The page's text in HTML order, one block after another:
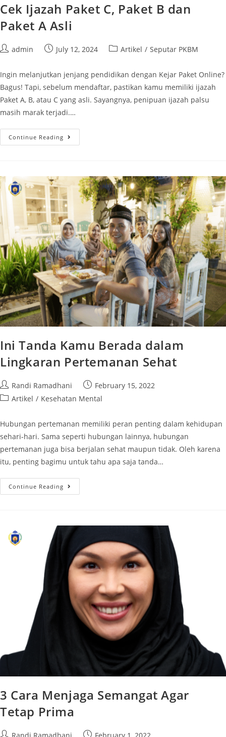
Cek Ijazah Paket C, Paket B dan
Paket A Asli
admin July 12, 2024 Artikel / Seputar PKBM
Ingin melanjutkan jenjang pendidikan dengan Kejar Paket Online?
Bagus! Tapi, sebelum mendaftar, pastikan kamu memiliki ijazah
Paket A, B, atau C yang asli. Sayangnya, penipuan ijazah palsu
masih marak terjadi.…
Continue Reading
Ini Tanda Kamu Berada dalam
Lingkaran Pertemanan Sehat
Randi Ramadhani
February 15, 2022
Artikel / Kesehatan Mental
Hubungan pertemanan memiliki peran penting dalam kehidupan
sehari-hari. Sama seperti hubungan lainnya, hubungan
pertemanan juga bisa berjalan sehat maupun tidak. Oleh karena
itu, penting bagimu untuk tahu apa saja tanda…
Continue Reading
3 Cara Menjaga Semangat Agar
Tetap Prima